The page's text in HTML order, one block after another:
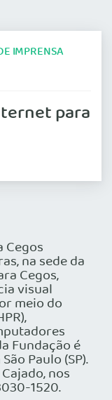
IMPRENSA
para
Cegos
na sede da
Cegos,
visual
meio do
Fundação é
Paulo (SP).
nos
1520.